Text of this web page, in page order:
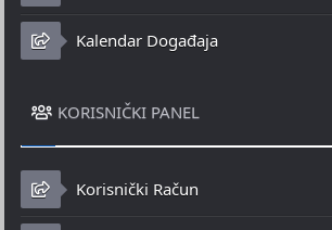
Kalendar Događaja
KORISNIČKI PANEL
Korisnički Račun